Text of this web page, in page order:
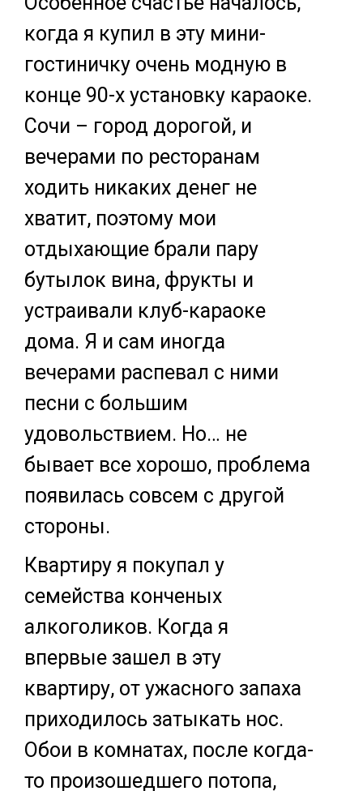
когда я купил в эту мини-
гостиничку очень модную в
конце 90-х установку караоке.
Сочи – город дорогой, и
вечерами по ресторанам
ходить никаких денег не
хватит, поэтому мои
отдыхающие брали пару
бутылок вина, фрукты и
устраивали клуб-караоке
дома. Я и сам иногда
вечерами распевал с ними
песни с большим
удовольствием. Но… не
бывает все хорошо, проблема
появилась совсем с другой
стороны.
Квартиру я покупал у
семейства конченых
алкоголиков. Когда я
впервые зашел в эту
квартиру, от ужасного запаха
приходилось затыкать нос.
Обои в комнатах, после когда-
то произошедшего потопа,